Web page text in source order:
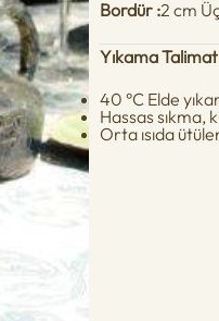
Bordür :2 cm
Yıkama
40 °C Elde
Hassas sıkma,
Orta ısıda